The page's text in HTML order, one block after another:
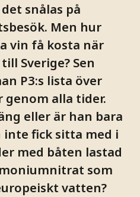
snålas på
Men hur
vin få kosta när
Sverige? Sen
P3:s lista över
genom alla tider.
eller är han bara
fick sitta med i
med båten lastad
som
vatten?